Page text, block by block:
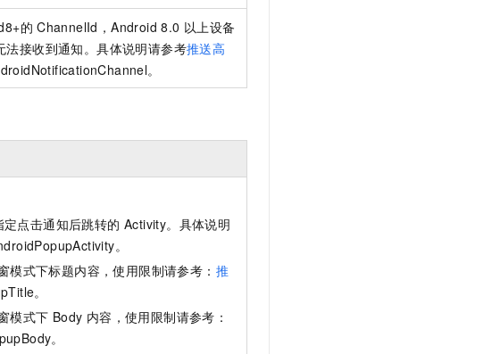
的 ChannelId，Android 8.0 以上设备
法接收到通知。具体说明请参考推送高
。
点击通知后跳转的 Activity。具体说明
。
模式下标题内容，使用限制请参考： 推
。
模式下 Body 内容，使用限制请参考：
。